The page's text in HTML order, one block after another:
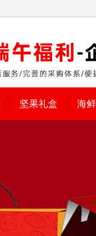
坚果礼盒 海